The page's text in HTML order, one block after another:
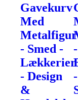
Gavekurv
Med
Metalfigur
- Smed -
Lækkerier
- Design
&
-
-